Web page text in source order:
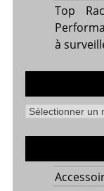
Top
à
Archives